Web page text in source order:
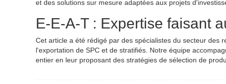
et des solutions sur mesure adaptées aux projets
E-E-A-T : Expertise faisant
Cet article a été rédigé par des spécialistes du secteur des
l'exportation de SPC et de stratifiés. Notre équipe
entier en leur proposant des stratégies de sélection de